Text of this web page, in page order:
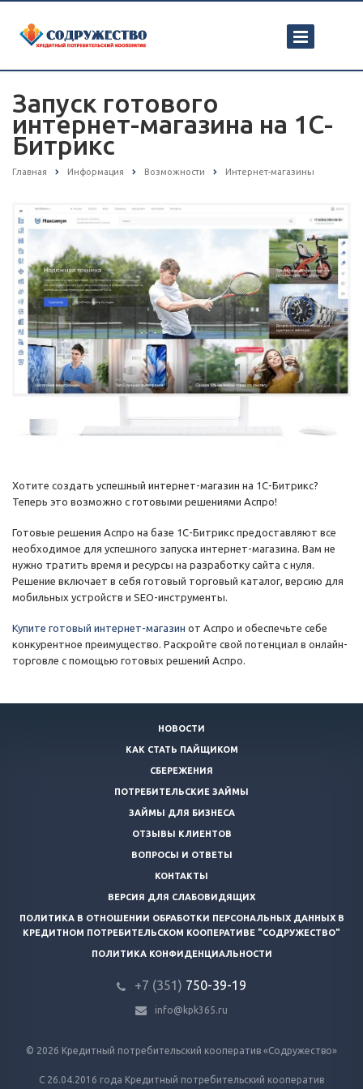
Запуск готового
интернет-магазина на 1С-
Битрикс
Главная Информация Возможности Интернет-магазины
Хотите создать успешный интернет-магазин на 1С-Битрикс?
Теперь это возможно с готовыми решениями Аспро!
Готовые решения Аспро на базе 1С-Битрикс предоставляют все
необходимое для успешного запуска интернет-магазина. Вам не
нужно тратить время и ресурсы на разработку сайта с нуля.
Решение включает в себя готовый торговый каталог, версию для
мобильных устройств и SEO-инструменты.
Купите готовый интернет-магазин от Аспро и обеспечьте себе
конкурентное преимущество. Раскройте свой потенциал в онлайн-
торговле с помощью готовых решений Аспро.
© 2026 Кредитный потребительский кооператив «Содружество»
С 26.04.2016 года Кредитный потребительский кооператив
НОВОСТИ
КАК СТАТЬ ПАЙЩИКОМ
СБЕРЕЖЕНИЯ
ПОТРЕБИТЕЛЬСКИЕ ЗАЙМЫ
ЗАЙМЫ ДЛЯ БИЗНЕСА
ОТЗЫВЫ КЛИЕНТОВ
ВОПРОСЫ И ОТВЕТЫ
КОНТАКТЫ
ВЕРСИЯ ДЛЯ СЛАБОВИДЯЩИХ
ПОЛИТИКА В ОТНОШЕНИИ ОБРАБОТКИ ПЕРСОНАЛЬНЫХ ДАННЫХ В
КРЕДИТНОМ ПОТРЕБИТЕЛЬСКОМ КООПЕРАТИВЕ "СОДРУЖЕСТВО"
ПОЛИТИКА КОНФИДЕНЦИАЛЬНОСТИ
+7 (351) 750-39-19
info@kpk365.ru